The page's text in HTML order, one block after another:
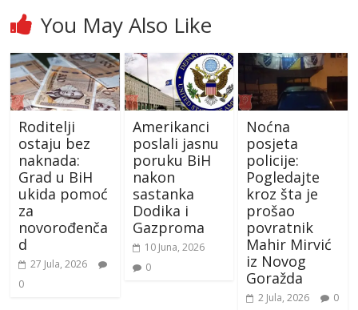
You May Also Like
Roditelji
ostaju bez
naknada:
Grad u BiH
ukida pomoć
za
novorođenča
d
27 Jula, 2026
0
Amerikanci
poslali jasnu
poruku BiH
nakon
sastanka
Dodika i
Gazproma
10 Juna, 2026
0
Noćna
posjeta
policije:
Pogledajte
kroz šta je
prošao
povratnik
Mahir Mirvić
iz Novog
Goražda
2 Jula, 2026 0